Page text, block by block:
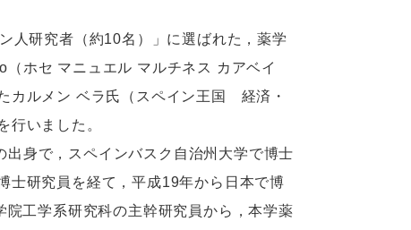
人研究者（約10名）」に選ばれた，薬学
ホセ マニュエル マルチネス カアベイ
カルメン ベラ氏（スペイン王国 経済・
いました。
身で，スペインバスク自治州大学で博士
士研究員を経て，平成19年から日本で博
工学系研究科の主幹研究員から，本学薬